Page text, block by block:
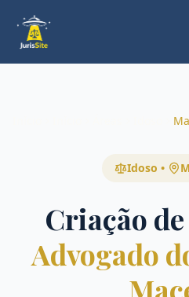
Idoso •
Criação
Advogado